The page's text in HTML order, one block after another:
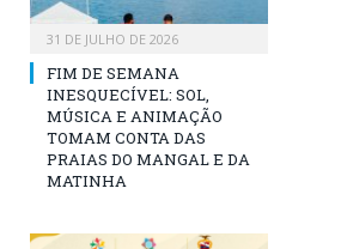
31 DE JULHO DE 2026
FIM DE SEMANA
INESQUECÍVEL: SOL,
MÚSICA E ANIMAÇÃO
TOMAM CONTA DAS
PRAIAS DO MANGAL E DA
MATINHA